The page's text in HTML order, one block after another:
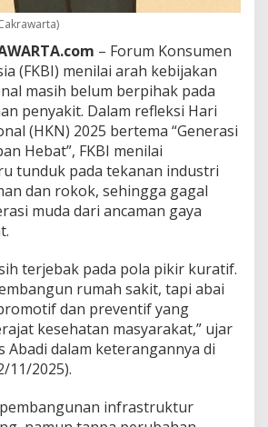
B
n
g
a
T
u
m
b
a
n
g
– Forum Konsumen
(FKBI) menilai arah kebijakan
masih belum berpihak pada
penyakit. Dalam refleksi Hari
(HKN) 2025 bertema “Generasi
Hebat”, FKBI menilai
tunduk pada tekanan industri
dan rokok, sehingga gagal
muda dari ancaman gaya
terjebak pada pola pikir kuratif.
rumah sakit, tapi abai
dan preventif yang
kesehatan masyarakat,” ujar
Abadi dalam keterangannya di
11/2025).
infrastruktur